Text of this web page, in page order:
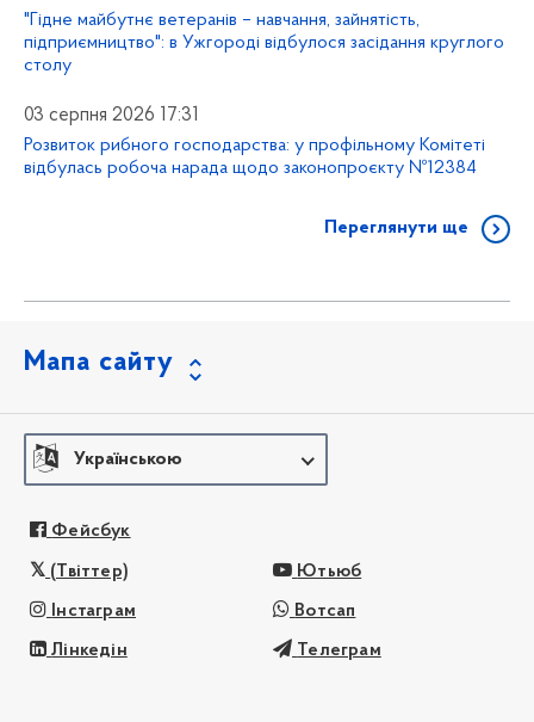
"Гідне майбутнє ветеранів – навчання, зайнятість,
підприємництво": в Ужгороді відбулося засідання круглого
столу
03 серпня 2026 17:31
Розвиток рибного господарства: у профільному Комітеті
відбулась робоча нарада щодо законопроєкту №12384
Переглянути ще
Мапа сайту
Українською
Фейсбук
(Твіттер) Ютьюб
Інстаграм Вотсап
Лінкедін Телеграм